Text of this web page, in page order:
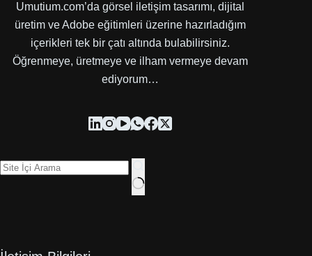
Umutium.com’da görsel iletişim tasarımı, dijital
üretim ve Adobe eğitimleri üzerine hazırladığım
içerikleri tek bir çatı altında bulabilirsiniz.
Öğrenmeye, üretmeye ve ilham vermeye devam
ediyorum…